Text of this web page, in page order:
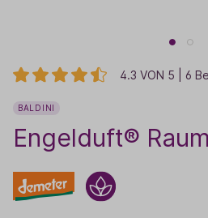
4.3 VON 5 | 6
BALDINI
Engelduft®